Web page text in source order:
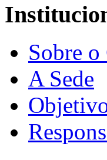
Sobre o
A Sede